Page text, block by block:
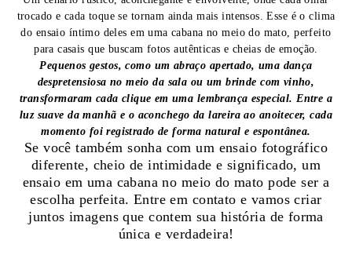
trocado e cada toque se tornam ainda mais intensos. Esse é o clima
do ensaio íntimo deles em uma cabana no meio do mato, perfeito
para casais que buscam fotos autênticas e cheias de emoção.
Pequenos gestos, como um abraço apertado, uma dança
despretensiosa no meio da sala ou um brinde com vinho,
transformaram cada clique em uma lembrança especial. Entre a
luz suave da manhã e o aconchego da lareira ao anoitecer, cada
momento foi registrado de forma natural e espontânea.
Se você também sonha com um ensaio fotográfico
diferente, cheio de intimidade e significado, um
ensaio em uma cabana no meio do mato pode ser a
escolha perfeita. Entre em contato e vamos criar
juntos imagens que contem sua história de forma
única e verdadeira!